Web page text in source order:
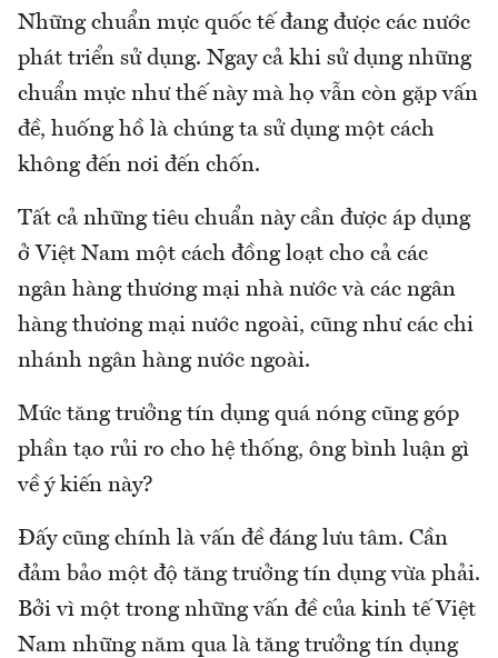
Những chuẩn mực quốc tế đang được các nước
phát triển sử dụng. Ngay cả khi sử dụng những
chuẩn mực như thế này mà họ vẫn còn gặp vấn
đề, huống hồ là chúng ta sử dụng một cách
không đến nơi đến chốn.
Tất cả những tiêu chuẩn này cần được áp dụng
ở Việt Nam một cách đồng loạt cho cả các
ngân hàng thương mại nhà nước và các ngân
hàng thương mại nước ngoài, cũng như các chi
nhánh ngân hàng nước ngoài.
Mức tăng trưởng tín dụng quá nóng cũng góp
phần tạo rủi ro cho hệ thống, ông bình luận gì
về ý kiến này?
Đấy cũng chính là vấn đề đáng lưu tâm. Cần
đảm bảo một độ tăng trưởng tín dụng vừa phải.
Bởi vì một trong những vấn đề của kinh tế Việt
Nam những năm qua là tăng trưởng tín dụng